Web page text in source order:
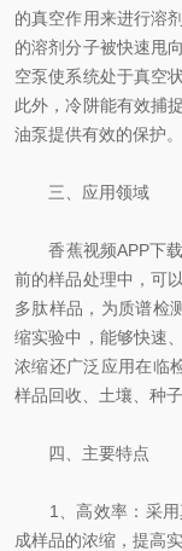
的真空作用来进行溶
的溶剂分子被快速甩
空泵使系统处于真空
此外，冷阱能有效捕
油泵提供有效的保护。
三、应用领域
香蕉视频APP下载
前的样品处理中，可
多肽样品，为质谱检
缩实验中，能够快速
浓缩还广泛应用在临
样品回收、土壤、种
四、主要特点
1、高效率：采用
成样品的浓缩，提高实